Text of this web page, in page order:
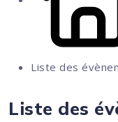
Liste des
Liste des